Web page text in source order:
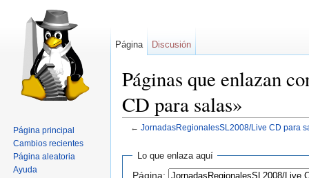
Páginas que enlazan
CD para salas»
← JornadasRegionalesSL2008/Live CD para
Lo que enlaza aquí
Página:
Página Discusión
Página principal
Cambios recientes
Página aleatoria
Ayuda